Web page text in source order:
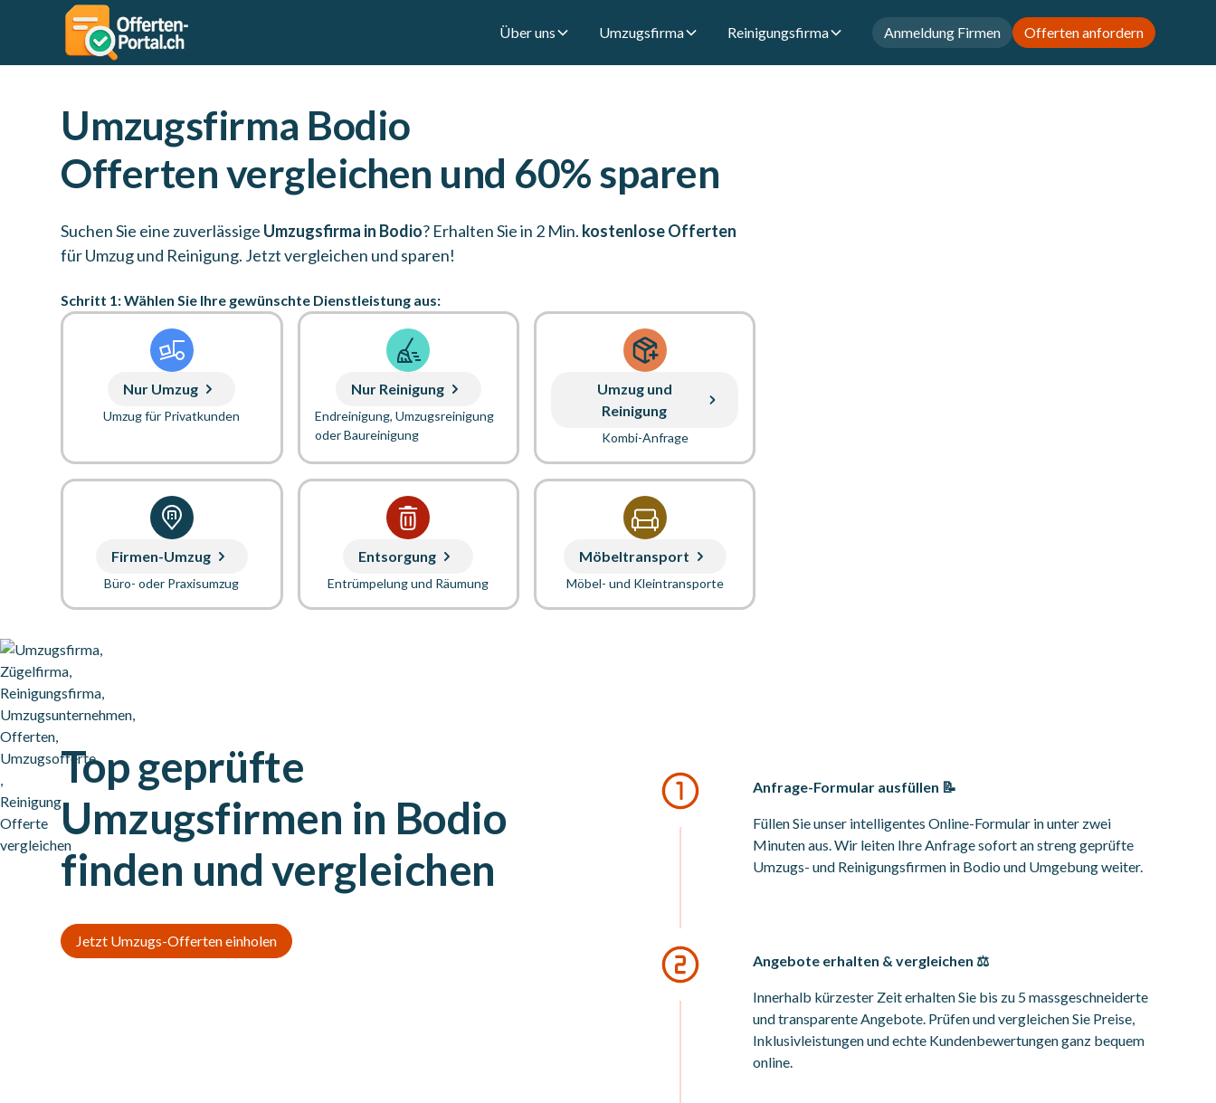
Über uns Umzugsfirma Reinigungsfirma Anmeldung Firmen Offerten anfordern
Umzugsfirma Bodio
Offerten vergleichen und 60% sparen
Suchen Sie eine zuverlässige Umzugsfirma in Bodio? Erhalten Sie in 2 Min. kostenlose Offerten
für Umzug und Reinigung. Jetzt vergleichen und sparen!
Schritt 1: Wählen Sie Ihre gewünschte Dienstleistung aus:
Nur Umzug
Umzug für Privatkunden
Nur Reinigung
Endreinigung, Umzugsreinigung
oder Baureinigung
Umzug und
Reinigung
Kombi-Anfrage
Firmen-Umzug
Büro- oder Praxisumzug
Entsorgung
Entrümpelung und Räumung
Möbeltransport
Möbel- und Kleintransporte
Top geprüfte
Umzugsfirmen in Bodio
finden und vergleichen
Jetzt Umzugs-Offerten einholen
Anfrage-Formular ausfüllen 📝
Füllen Sie unser intelligentes Online-Formular in unter zwei
Minuten aus. Wir leiten Ihre Anfrage sofort an streng geprüfte
Umzugs- und Reinigungsfirmen in Bodio und Umgebung weiter.
Angebote erhalten & vergleichen ⚖️
Innerhalb kürzester Zeit erhalten Sie bis zu 5 massgeschneiderte
und transparente Angebote. Prüfen und vergleichen Sie Preise,
Inklusivleistungen und echte Kundenbewertungen ganz bequem
online.